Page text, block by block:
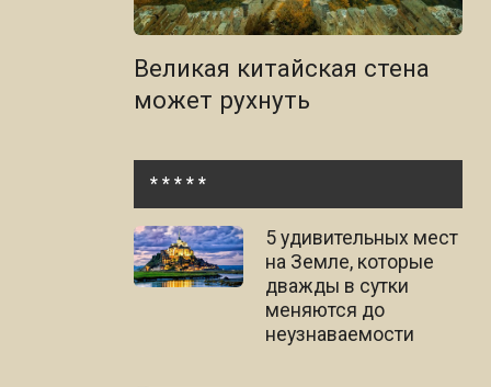
Великая китайская стена
может рухнуть
* * * * *
5 удивительных мест
на Земле, которые
дважды в сутки
меняются до
неузнаваемости